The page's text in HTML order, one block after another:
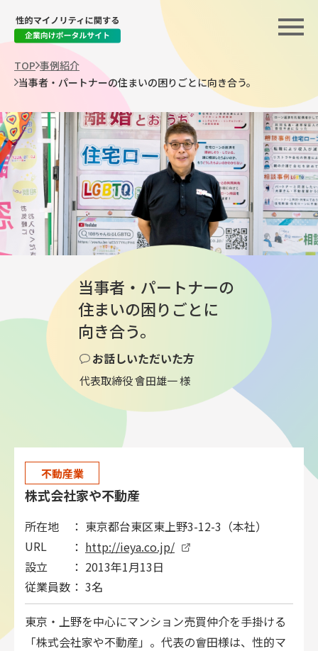
TOP 事例紹介
当事者・パートナーの住まいの困りごとに向き合う。
当事者・パートナーの
住まいの困りごとに
向き合う。
お話しいただいた方
代表取締役 會田雄一 様
不動産業
株式会社家や不動産
所在地
： 東京都台東区東上野3-12-3（本社）
URL
： http://ieya.co.jp/
設立
： 2013年1月13日
従業員数 ： 3名
東京・上野を中心にマンション売買仲介を手掛ける
「株式会社家や不動産」。代表の會田様は、性的マ